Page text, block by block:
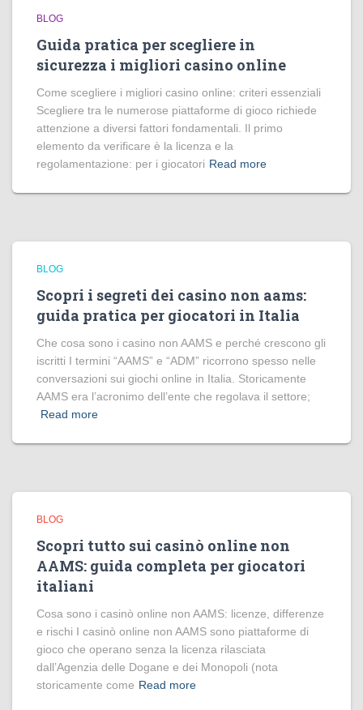
BLOG
Guida pratica per scegliere in
sicurezza i migliori casino online
Come scegliere i migliori casino online: criteri essenziali
Scegliere tra le numerose piattaforme di gioco richiede
attenzione a diversi fattori fondamentali. Il primo
elemento da verificare è la licenza e la
regolamentazione: per i giocatori Read more
BLOG
Scopri i segreti dei casino non aams:
guida pratica per giocatori in Italia
Che cosa sono i casino non AAMS e perché crescono gli
iscritti I termini “AAMS” e “ADM” ricorrono spesso nelle
conversazioni sui giochi online in Italia. Storicamente
AAMS era l’acronimo dell’ente che regolava il settore;
Read more
BLOG
Scopri tutto sui casinò online non
AAMS: guida completa per giocatori
italiani
Cosa sono i casinò online non AAMS: licenze, differenze
e rischi I casinò online non AAMS sono piattaforme di
gioco che operano senza la licenza rilasciata
dall’Agenzia delle Dogane e dei Monopoli (nota
storicamente come Read more